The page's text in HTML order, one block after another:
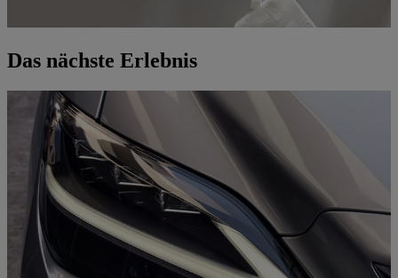
Das nächste Erlebnis